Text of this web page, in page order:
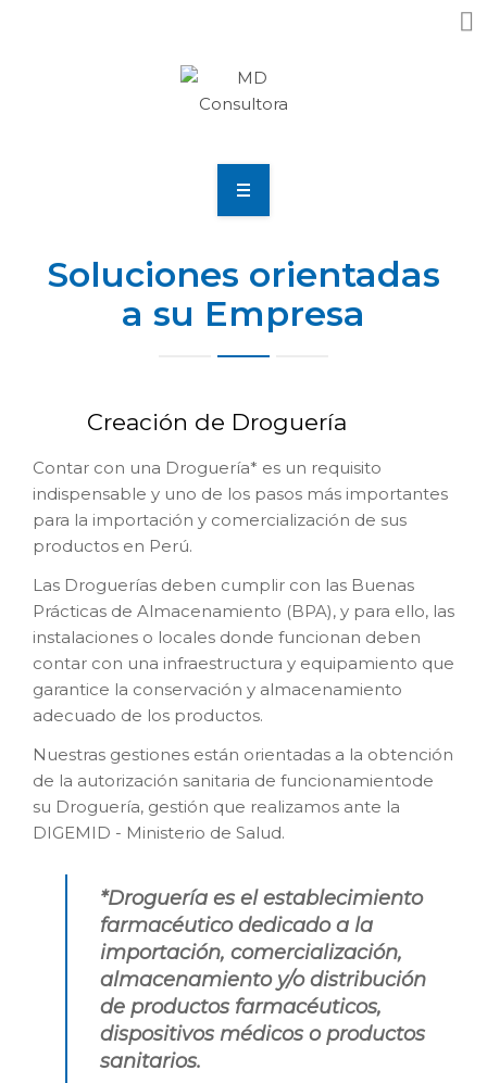
Nosotros
¿Que Necesitas?
CONTÁCTENOS
Soluciones orientadas
a su Empresa
Creación de Droguería
Contar con una Droguería* es un requisito
indispensable y uno de los pasos más importantes
para la importación y comercialización de sus
productos en Perú.
Las Droguerías deben cumplir con las Buenas
Prácticas de Almacenamiento (BPA), y para ello, las
instalaciones o locales donde funcionan deben
contar con una infraestructura y equipamiento que
garantice la conservación y almacenamiento
adecuado de los productos.
Nuestras gestiones están orientadas a la obtención
de la autorización sanitaria de funcionamientode
su Droguería, gestión que realizamos ante la
DIGEMID - Ministerio de Salud.
*Droguería es el establecimiento
farmacéutico dedicado a la
importación, comercialización,
almacenamiento y/o distribución
de productos farmacéuticos,
dispositivos médicos o productos
sanitarios.